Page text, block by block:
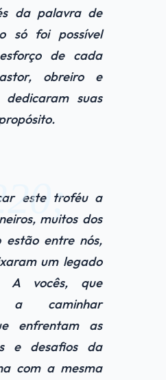
da palavra de
só foi possível
de cada
obreiro e
suas
este troféu a
muitos dos
estão entre nós,
um legado
A vocês, que
a caminhar
enfrentam as
e desafios da
com a mesma